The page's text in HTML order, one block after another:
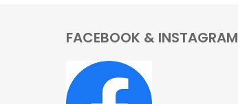
FACEBOOK & INSTAGRAM